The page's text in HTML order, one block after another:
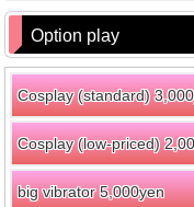
Option play
Cosplay (standard)
Cosplay (low-priced)
big vibrator 5,000yen